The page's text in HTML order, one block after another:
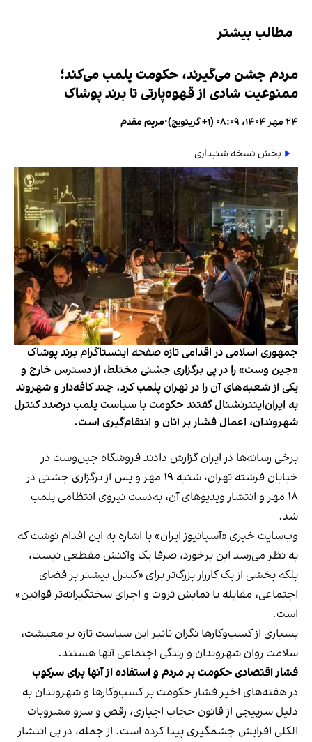
مطالب بیشتر
مردم جشن می‌گیرند، حکومت پلمب می‌کند؛
ممنوعیت شادی از قهوه‌پارتی تا برند پوشاک
۲۴ مهر ۱۴۰۴، ۰۸:۰۹ (‎+۱ گرینویچ) •مریم مقدم
پخش نسخه شنیداری
جمهوری اسلامی در اقدامی تازه صفحه اینستاگرام برند پوشاک
«جین وست» را در پی برگزاری جشنی مختلط، از دسترس خارج و
یکی از شعبه‌های آن را در تهران پلمب کرد. چند کافه‌‌دار و شهروند
به ایران‌اینترنشنال گفتند حکومت با سیاست پلمب درصدد کنترل
شهروندان، اعمال فشار بر آنان و انتقام‌گیری است.
برخی رسانه‌ها در ایران گزارش دادند فروشگاه جین‌وست در
خیابان فرشته تهران، شنبه ۱۹ مهر و پس از برگزاری جشنی در
۱۸ مهر و انتشار ویدیوهای آن، به‌دست نیروی انتظامی پلمب
شد.
وب‌سایت خبری «آسیانیوز ایران» با اشاره به این اقدام نوشت که
به نظر می‌رسد این برخورد، صرفا یک واکنش مقطعی نیست،
بلکه بخشی از یک کارزار بزرگ‌تر برای «کنترل بیشتر بر فضای
اجتماعی، مقابله با نمایش ثروت و اجرای سختگیرانه‌تر قوانین»
است.
بسیاری از کسب‌وکارها نگران تاثیر این سیاست‌ تازه بر معیشت،
سلامت روان شهروندان و زندگی اجتماعی آنها هستند.
فشار اقتصادی حکومت بر مردم و استفاده از آنها برای سرکوب
در هفته‌های اخیر فشار حکومت بر کسب‌وکارها و شهروندان به
دلیل سرپیچی از قانون حجاب اجباری، رقص و سرو مشروبات
الکلی افزایش چشمگیری پیدا کرده است. از جمله، در پی انتشار